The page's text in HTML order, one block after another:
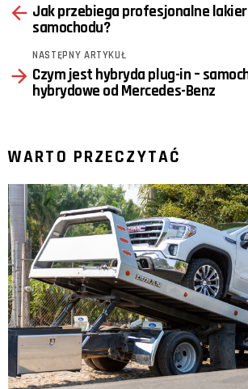
moreJak przebiega profesjonalne
samochodu?
NASTĘPNY ARTYKUŁ
Czym jest hybryda plug-in –
hybrydowe od Mercedes-Benz
WARTO PRZECZYTAĆ